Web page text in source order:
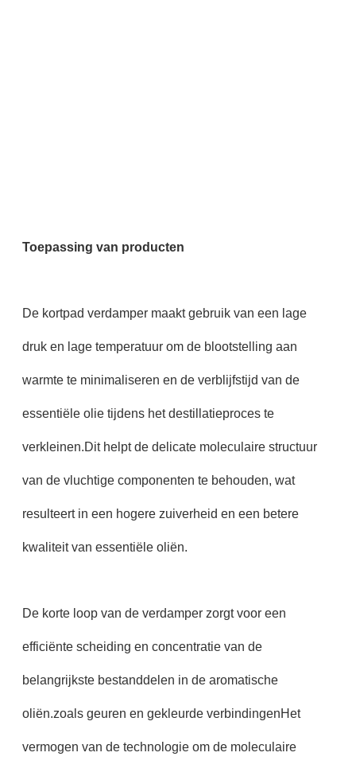
Toepassing van producten
De kortpad verdamper maakt gebruik van een lage
druk en lage temperatuur om de blootstelling aan
warmte te minimaliseren en de verblijfstijd van de
essentiële olie tijdens het destillatieproces te
verkleinen.Dit helpt de delicate moleculaire structuur
van de vluchtige componenten te behouden, wat
resulteert in een hogere zuiverheid en een betere
kwaliteit van essentiële oliën.
De korte loop van de verdamper zorgt voor een
efficiënte scheiding en concentratie van de
belangrijkste bestanddelen in de aromatische
oliën.zoals geuren en gekleurde verbindingenHet
vermogen van de technologie om de moleculaire